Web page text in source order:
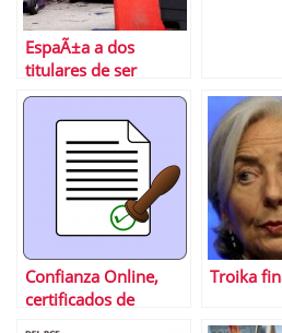
EspaÃ±a a dos
titulares de ser
declarada bono
basura
Confianza Online,
certificados de
Troika